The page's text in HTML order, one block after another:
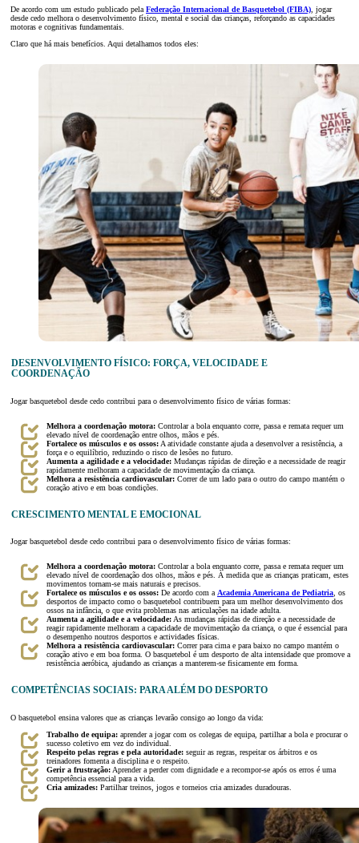
De acordo com um estudo publicado pela Federação Internacional de Basquetebol (FIBA) , jogar
desde cedo melhora o desenvolvimento físico, mental e social das crianças, reforçando as capacidades
motoras e cognitivas fundamentais.
Claro que há mais benefícios. Aqui detalhamos todos eles:
DESENVOLVIMENTO FÍSICO: FORÇA, VELOCIDADE E
COORDENAÇÃO
Jogar basquetebol desde cedo contribui para o desenvolvimento físico de várias formas:
Melhora a coordenação motora: Controlar a bola enquanto corre, passa e remata requer um
elevado nível de coordenação entre olhos, mãos e pés.
Fortalece os músculos e os ossos: A atividade constante ajuda a desenvolver a resistência, a
força e o equilíbrio, reduzindo o risco de lesões no futuro.
Aumenta a agilidade e a velocidade: Mudanças rápidas de direção e a necessidade de reagir
rapidamente melhoram a capacidade de movimentação da criança.
Melhora a resistência cardiovascular: Correr de um lado para o outro do campo mantém o
coração ativo e em boas condições.
CRESCIMENTO MENTAL E EMOCIONAL
Jogar basquetebol desde cedo contribui para o desenvolvimento físico de várias formas:
Melhora a coordenação motora: Controlar a bola enquanto corre, passa e remata requer um
elevado nível de coordenação dos olhos, mãos e pés. À medida que as crianças praticam, estes
movimentos tornam-se mais naturais e precisos.
Fortalece os músculos e os ossos: De acordo com aAcademia Americana de Pediatria, os
desportos de impacto como o basquetebol contribuem para um melhor desenvolvimento dos
ossos na infância, o que evita problemas nas articulações na idade adulta.
Aumenta a agilidade e a velocidade:As mudanças rápidas de direção e a necessidade de
reagir rapidamente melhoram a capacidade de movimentação da criança, o que é essencial para
o desempenho noutros desportos e actividades físicas.
Melhora a resistência cardiovascular: Correr para cima e para baixo no campo mantém o
coração ativo e em boa forma. O basquetebol é um desporto de alta intensidade que promove a
resistência aeróbica, ajudando as crianças a manterem-se fisicamente em forma.
COMPETÊNCIAS SOCIAIS: PARA ALÉM DO DESPORTO
O basquetebol ensina valores que as crianças levarão consigo ao longo da vida:
Trabalho de equipa: aprender a jogar com os colegas de equipa, partilhar a bola e procurar o
sucesso coletivo em vez do individual.
Respeito pelas regras e pela autoridade: seguir as regras, respeitar os árbitros e os
treinadores fomenta a disciplina e o respeito.
Gerir a frustração: Aprender a perder com dignidade e a recompor-se após os erros é uma
competência essencial para a vida.
Cria amizades: Partilhar treinos, jogos e torneios cria amizades duradouras.